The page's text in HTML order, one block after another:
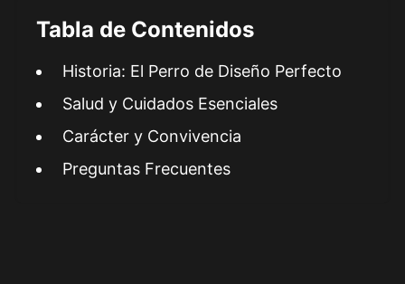
Tabla de Contenidos
Historia: El Perro de Diseño Perfecto
Salud y Cuidados Esenciales
Carácter y Convivencia
Preguntas Frecuentes